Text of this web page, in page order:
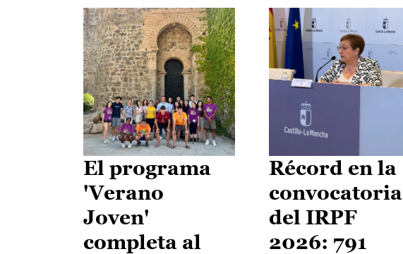
El programa
'Verano
Joven'
completa al
Récord en la
convocatoria
del IRPF
2026: 791